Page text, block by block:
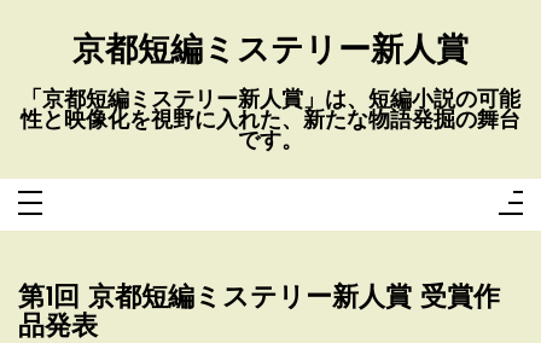
京都短編ミステリー新人賞
「京都短編ミステリー新人賞」は、短編小説の可能
性と映像化を視野に入れた、新たな物語発掘の舞台
です。
第1回 京都短編ミステリー新人賞 受賞作
品発表